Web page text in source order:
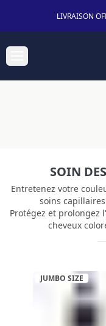
LIVRAISON
SOIN
Entretenez votre
soins
Protégez et prolongez
cheveux
JUMBO SIZE